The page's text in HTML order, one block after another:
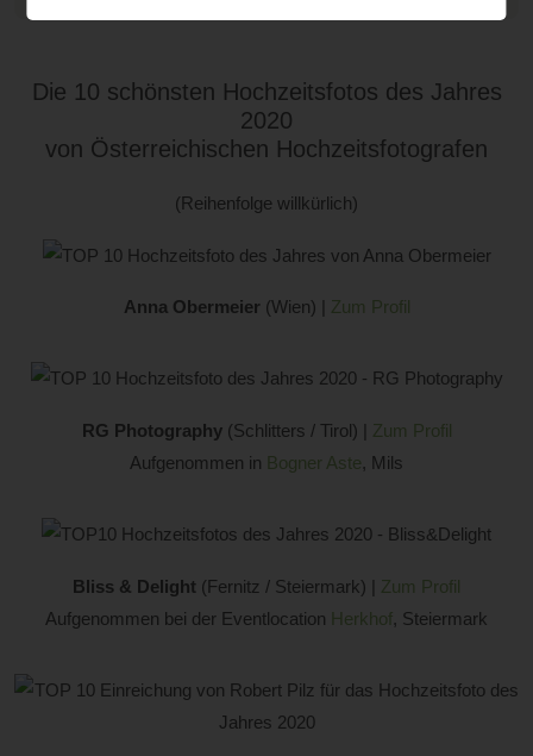
Die 10 schönsten Hochzeitsfotos des Jahres
2020
von Österreichischen Hochzeitsfotografen
(Reihenfolge willkürlich)
Anna Obermeier (Wien) | Zum Profil
RG Photography(Schlitters / Tirol) | Zum Profil
Aufgenommen in Bogner Aste, Mils
Bliss & Delight (Fernitz / Steiermark) | Zum Profil
Aufgenommen bei der Eventlocation Herkhof, Steiermark